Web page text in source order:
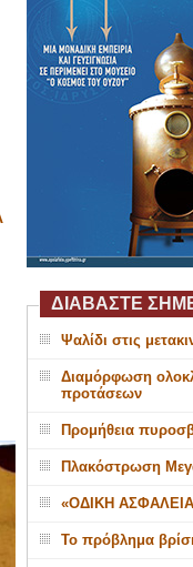
ΔΙΑΒΑΣΤΕ
Ψαλίδι στις
Διαμόρφωση
προτάσεων
Προμήθεια
Πλακόστρωση
«ΟΔΙΚΗ
Το πρόβλημα